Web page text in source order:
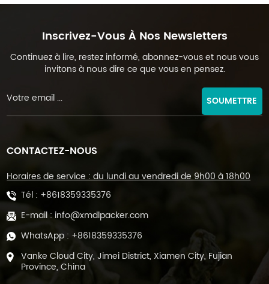
Inscrivez-Vous À Nos Newsletters
Continuez à lire, restez informé, abonnez-vous et nous vous
invitons à nous dire ce que vous en pensez.
SOUMETTRE
CONTACTEZ-NOUS
Horaires de service : du lundi au vendredi de 9h00 à 18h00
Tél : +8618359335376
E-mail : info@xmdlpacker.com
WhatsApp : +8618359335376
Vanke Cloud City, Jimei District, Xiamen City, Fujian
Province, China